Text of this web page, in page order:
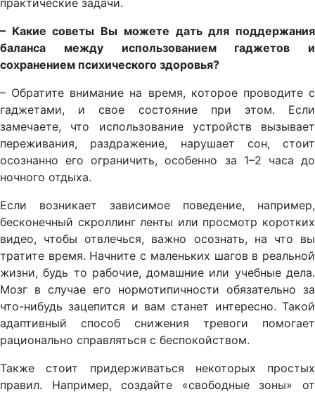
практические задачи.
– Какие советы Вы можете дать для поддержания
баланса между использованием гаджетов и
сохранением психического здоровья?
– Обратите внимание на время, которое проводите с
гаджетами, и свое состояние при этом. Если
замечаете, что использование устройств вызывает
переживания, раздражение, нарушает сон, стоит
осознанно его ограничить, особенно за 1–2 часа до
ночного отдыха.
Если возникает зависимое поведение, например,
бесконечный скроллинг ленты или просмотр коротких
видео, чтобы отвлечься, важно осознать, на что вы
тратите время. Начните с маленьких шагов в реальной
жизни, будь то рабочие, домашние или учебные дела.
Мозг в случае его нормотипичности обязательно за
что-нибудь зацепится и вам станет интересно. Такой
адаптивный способ снижения тревоги помогает
рационально справляться с беспокойством.
Также стоит придерживаться некоторых простых
правил. Например, создайте «свободные зоны» от